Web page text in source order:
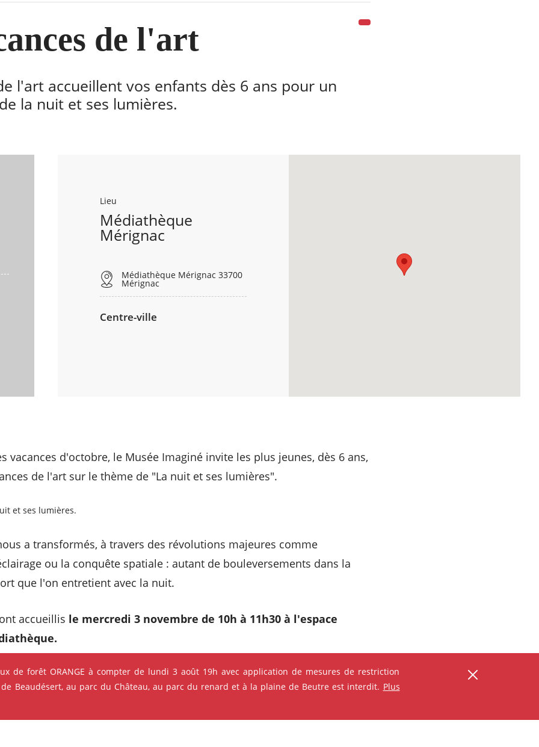
de forêt ORANGE à compter de lundi 3 août 19h avec application de mesures de restriction
Beaudésert, au parc du Château, au parc du renard et à la plaine de Beutre est interdit. Plus
de l'art
l'art accueillent vos enfants dès 6 ans pour un
la nuit et ses lumières.
Lieu
Médiathèque
Mérignac
Médiathèque Mérignac 33700
Mérignac
Centre-ville
vacances d'octobre, le Musée Imaginé invite les plus jeunes, dès 6 ans,
de l'art sur le thème de "La nuit et ses lumières".
et ses lumières.
a transformés, à travers des révolutions majeures comme
ou la conquête spatiale : autant de bouleversements dans la
que l'on entretient avec la nuit.
accueillis le mercredi 3 novembre de 10h à 11h30 à l'espace
qui pourraient vous intéresser